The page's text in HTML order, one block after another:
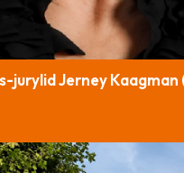
jurylid Jerney Kaagman